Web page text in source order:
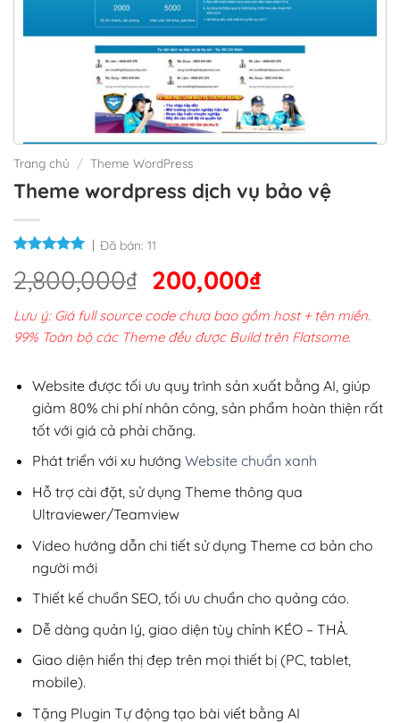
Trang chủ / Theme WordPress
Theme wordpress dịch vụ bảo vệ
Đã bán: 11
2,800,000₫ Giá
gốc
là:
2,800,000₫.
200,000₫Giá
hiện
tại
200,000₫.
Lưu ý: Giá full source code chưa bao gồm host + tên miền.
99% Toàn bộ các Theme đều được Build trên Flatsome.
Website được tối ưu quy trình sản xuất bằng AI, giúp
giảm 80% chi phí nhân công, sản phẩm hoàn thiện rất
tốt với giá cả phải chăng.
Phát triển với xu hướng Website chuẩn xanh
Hỗ trợ cài đặt, sử dụng Theme thông qua
Ultraviewer/Teamview
Video hướng dẫn chi tiết sử dụng Theme cơ bản cho
người mới
Thiết kế chuẩn SEO, tối ưu chuẩn cho quảng cáo.
Dễ dàng quản lý, giao diện tùy chỉnh KÉO – THẢ.
Giao diện hiển thị đẹp trên mọi thiết bị (PC, tablet,
mobile).
Tặng Plugin Tự động tạo bài viết bằng AI